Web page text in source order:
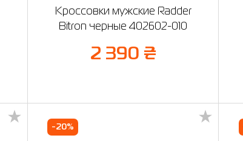
Кроссовки мужские Radder
Bitron черные 402602-010
2 390 ₴
-20%